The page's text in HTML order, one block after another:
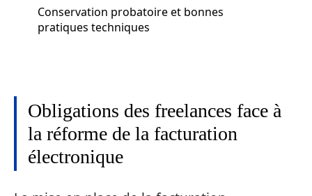
Conservation probatoire et bonnes
pratiques techniques
Obligations des freelances face à
la réforme de la facturation
électronique